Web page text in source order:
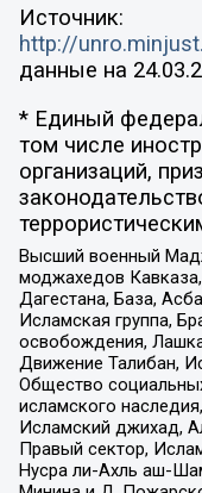
Источник:
http://
данные на
* Единый
том числе
организаций,
Высший военный
моджахедов
Дагестана, База,
Исламская группа,
освобождения,
Движение Талибан,
Общество
исламского
Исламский джихад,
Правый сектор,
Нусра ли-Ахль аш-